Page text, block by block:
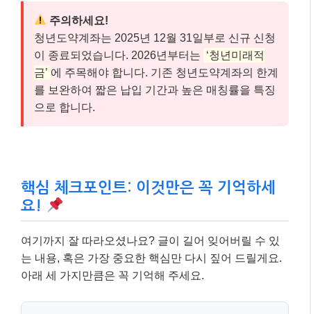
주의하세요!
청년도약계좌는 2025년 12월 31일부로 신규 신청
이 종료되었습니다. 2026년부터는 ‘청년미래적
금’ 에 주목해야 합니다. 기존 청년도약계좌의 한계
를 보완하여 짧은 납입 기간과 높은 매칭률을 특징
으로 합니다.
핵심 체크포인트: 이것만은 꼭 기억하세
요!
여기까지 잘 따라오셨나요? 글이 길어 잊어버릴 수 있
는 내용, 혹은 가장 중요한 핵심만 다시 짚어 드릴게요.
아래 세 가지만큼은 꼭 기억해 주세요.